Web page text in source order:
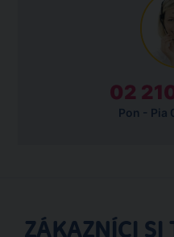
02
Pon - Pia
ZÁKAZNÍCI SI